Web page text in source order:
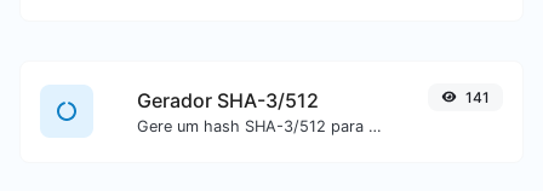
Gerador SHA-3/512
Gere um hash SHA-3/512 para qualquer entrada de texto.
141